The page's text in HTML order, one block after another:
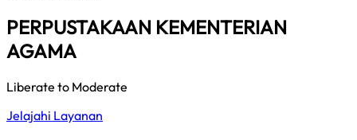
PERPUSTAKAAN KEMENTERIAN
AGAMA
Liberate to Moderate
Jelajahi Layanan